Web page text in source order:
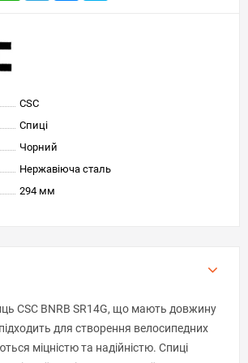
CSC
Спиці
Чорний
Нержавіюча сталь
294 мм
CSC BNRB SR14G, що мають довжину
для створення велосипедних
міцністю та надійністю. Спиці